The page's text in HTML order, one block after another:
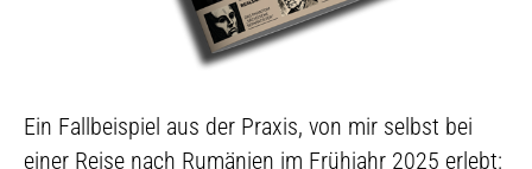
Ein Fallbeispiel aus der Praxis, von mir selbst bei
einer Reise nach Rumänien im Frühjahr 2025 erlebt: